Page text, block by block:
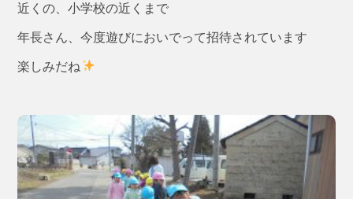
近くの、小学校の近くまで
年長さん、今度遊びにおいでって招待されています
楽しみだね